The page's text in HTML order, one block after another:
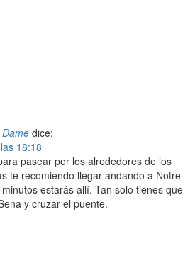
dice:
18:18
pasear por los alrededores de los
te recomiendo llegar andando a Notre
estarás allí. Tan solo tienes que
y cruzar el puente.